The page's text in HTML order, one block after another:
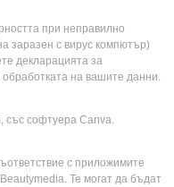
при неправилно
заразен с вирус компютър)
декларацията за
обработката на вашите данни.
със софтуера Canva.
с приложимите
Те могат да бъдат